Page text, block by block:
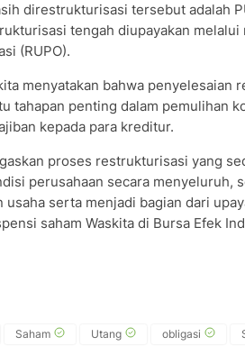
direstrukturisasi tersebut adalah
tengah diupayakan melalui
(RUPO).
menyatakan bahwa
tahapan penting dalam pemulihan
kepada para kreditur.
proses restrukturisasi yang
perusahaan secara menyeluruh,
usaha serta menjadi bagian dari
saham Waskita di Bursa Efek
Saham Utang obligasi